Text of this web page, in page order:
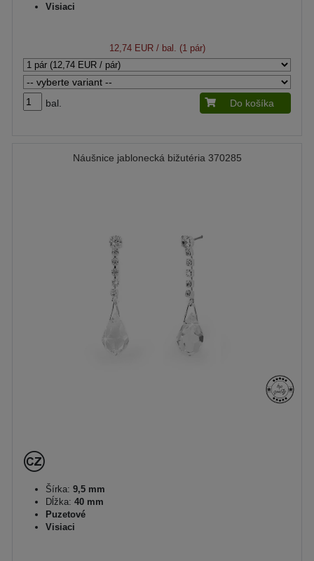
Visiaci
12,74 EUR/ bal. (1 pár)
bal. Do košíka
Náušnice jablonecká bižutéria 370285
Šírka: 9,5 mm
Dĺžka: 40 mm
Puzetové
Visiaci